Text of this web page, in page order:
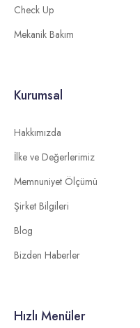
Check Up
Mekanik Bakım
Kurumsal
Hakkımızda
İlke ve Değerlerimiz
Memnuniyet Ölçümü
Şirket Bilgileri
Blog
Bizden Haberler
Hızlı Menüler